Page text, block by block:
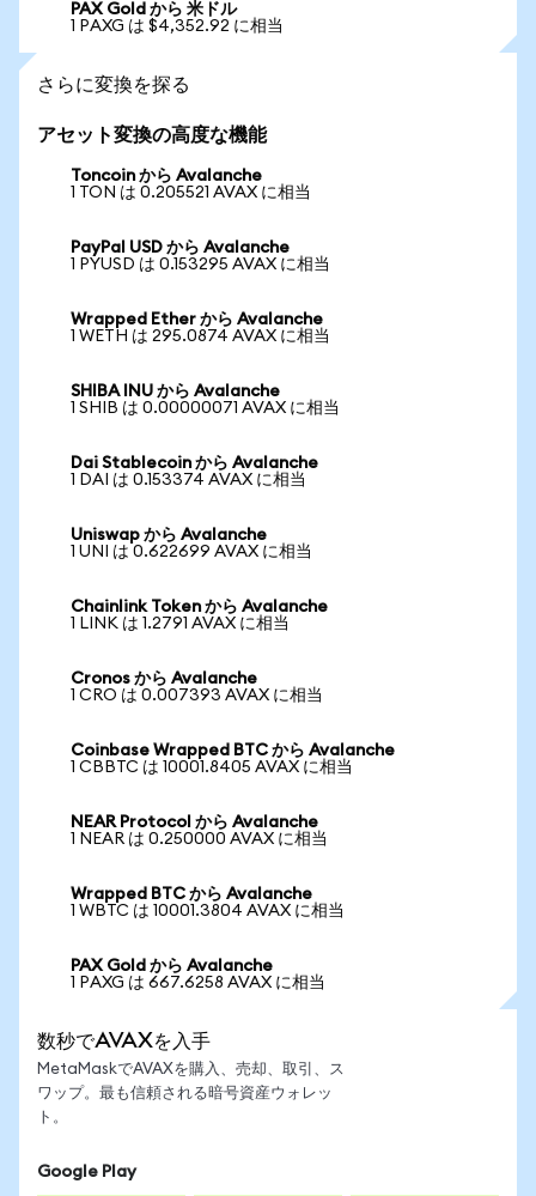
PAX Gold から 米ドル
1 PAXG は $4,352.92 に相当
さらに変換を探る
アセット変換の高度な機能
Toncoin から Avalanche
1 TON は 0.205521 AVAX に相当
PayPal USD から Avalanche
1 PYUSD は 0.153295 AVAX に相当
Wrapped Ether から Avalanche
1 WETH は 295.0874 AVAX に相当
SHIBA INU から Avalanche
1 SHIB は 0.00000071 AVAX に相当
Dai Stablecoin から Avalanche
1 DAI は 0.153374 AVAX に相当
Uniswap から Avalanche
1 UNI は 0.622699 AVAX に相当
Chainlink Token から Avalanche
1 LINK は 1.2791 AVAX に相当
Cronos から Avalanche
1 CRO は 0.007393 AVAX に相当
Coinbase Wrapped BTC から Avalanche
1 CBBTC は 10001.8405 AVAX に相当
NEAR Protocol から Avalanche
1 NEAR は 0.250000 AVAX に相当
Wrapped BTC から Avalanche
1 WBTC は 10001.3804 AVAX に相当
PAX Gold から Avalanche
1 PAXG は 667.6258 AVAX に相当
数秒でAVAXを入手
MetaMaskでAVAXを購入、売却、取引、ス
ワップ。最も信頼される暗号資産ウォレッ
ト。
Google Play